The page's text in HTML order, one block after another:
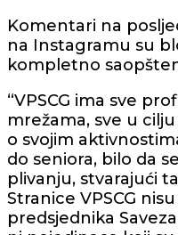
Komentari na
na Instagramu su
kompletno
“VPSCG ima sve
mrežama, sve u
o svojim
do seniora, bilo da
plivanju, stvarajući
Stranice VPSCG
predsjednika